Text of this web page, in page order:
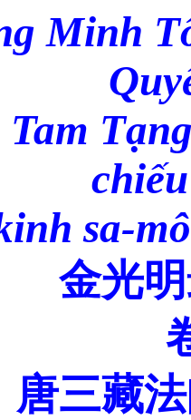
Minh
sa-
金光
唐三藏